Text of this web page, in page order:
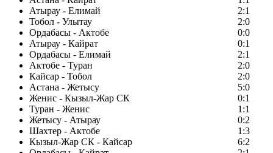
Атырау - Елимай
2:1
Тобол - Улытау
2:0
Ордабасы - Актобе
0:0
Атырау - Кайрат
0:1
Ордабасы - Елимай
2:1
Актобе - Туран
2:0
Кайсар - Тобол
2:0
Астана - Жетысу
5:0
Женис - Кызыл-Жар СК
0:1
Туран - Женис
1:1
Жетысу - Атырау
0:2
Шахтер - Актобе
1:3
Кызыл-Жар СК - Кайсар
6:2